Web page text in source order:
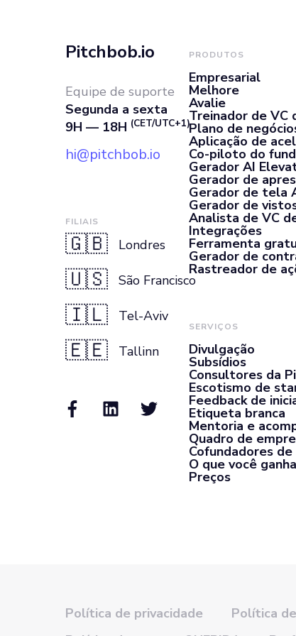
Pitchbob.io
Equipe de suporte
Segunda a sexta
9H — 18H (CET/UTC+1)
hi@pitchbob.io
FILIAIS
🇬🇧 Londres
🇺🇸 São Francisco
🇮🇱 Tel-Aviv
🇪🇪 Tallinn
PRODUTOS
Empresarial
Melhore
Avalie
Treinador de VC
Plano de
Aplicação de
Co-piloto do
Gerador AI
Gerador de
Gerador de tela
Gerador de
Analista de VC
Integrações
Ferramenta
Gerador de
Rastreador de
SERVIÇOS
Divulgação
Subsídios
Consultores da
Escotismo de
Feedback de
Etiqueta branca
Mentoria e
Quadro de
Cofundadores
O que você ganha
Preços
Política de privacidade Política